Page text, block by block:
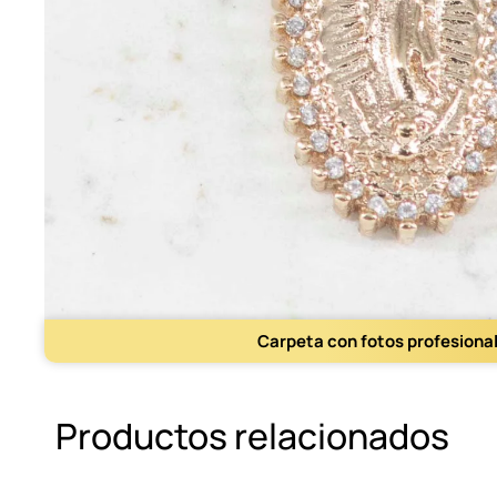
Carpeta con fotos
Productos relacionados